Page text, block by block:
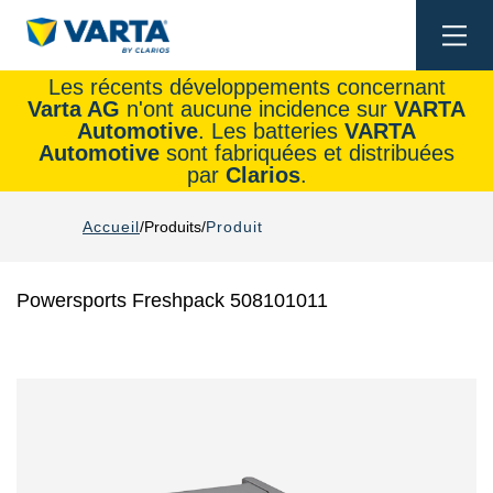
Les récents développements concernant
Varta AG n'ont aucune incidence sur VARTA
Automotive. Les batteries VARTA
Automotive sont fabriquées et distribuées
par Clarios.
Accueil Produits Produit
Powersports Freshpack 508101011